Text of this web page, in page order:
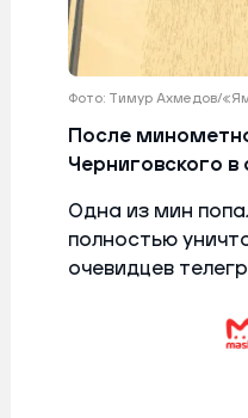
Фото: Тимур Ахмедов/
После
Черниговского
Одна из мин
полностью
очевидцев